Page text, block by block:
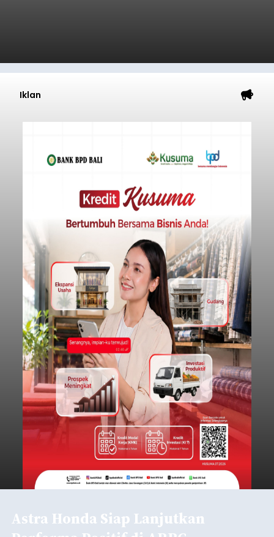
Iklan
Astra Honda Siap Lanjutkan
Performa Positif di ARRC
Mandalika 2026
balitribune.co.id | Jakarta
– Astra Honda
Racing Team (AHRT) siap menghadapi putaran
keempat Idemitsu FIM Asia Road Racing
Championship (ARRC) 2026 yang akan
berlangsung di Pertamina Mandalika
International Circuit, Lombok, Nusa Tenggara
Barat, pada 7–9 Agustus 2026.
Nasional
Submitted bycontributor onFri, 08/07/2026 - 07:44
Baca Selengkapnya
Sasar Warga Rentan,
Denpasar Siapkan Rp1,152
Triliun
Pemerintah Kota
Denpasar mengalokasikan anggaran sebesar
Rp1,152 triliun untuk mengintervensi sekitar 18.000
garis kemiskinan. Langkah strategis ini diambil
guna menjaga masyarakat yang berada pada
Submitted by contributor onThu, 08/06/2026 - 21:31